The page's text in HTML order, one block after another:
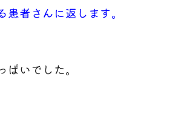
者さんに返します。
ぱいでした。